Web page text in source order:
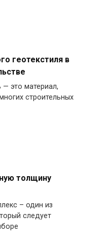
геотекстиля в
— это материал,
строительных
толщину
– один из
следует